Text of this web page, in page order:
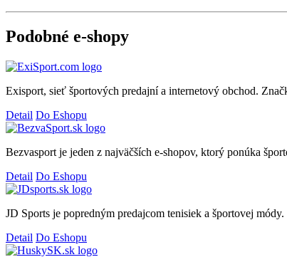
Podobné e-shopy
Exisport, sieť športových predajní a internetový obchod.
Detail Do Eshopu
Bezvasport je jeden z najväčších e-shopov, ktorý ponúka
Detail Do Eshopu
JD Sports je popredným predajcom tenisiek a športovej
Detail Do Eshopu